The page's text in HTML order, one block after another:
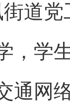
街道
，学
通网